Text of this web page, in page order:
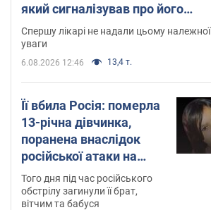
який сигналізував про його
"агресивний" рак
Спершу лікарі не надали цьому належної
уваги
6.08.2026 12:46 13,4 т.
Її вбила Росія: померла
13-річна дівчинка,
поранена внаслідок
російської атаки на
Сумщину. Фото
Того дня під час російського
обстрілу загинули її брат,
вітчим та бабуся